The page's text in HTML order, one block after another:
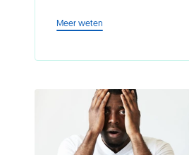
Meer weten
ruzies
vermijden?